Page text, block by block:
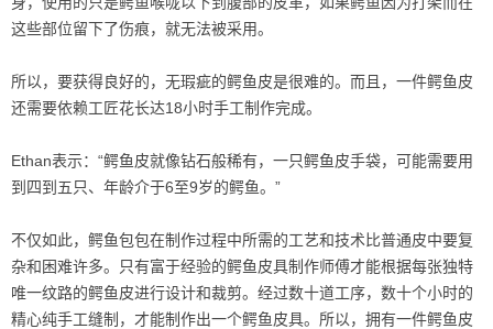
这些部位留下了伤痕，就无法被采用。
所以，要获得良好的，无瑕疵的鳄鱼皮是很难的。而且，一件鳄鱼皮
还需要依赖工匠花长达18小时手工制作完成。
Ethan表示：“鳄鱼皮就像钻石般稀有，一只鳄鱼皮手袋，可能需要用
到四到五只、年龄介于6至9岁的鳄鱼。”
不仅如此，鳄鱼包包在制作过程中所需的工艺和技术比普通皮中要复
杂和困难许多。只有富于经验的鳄鱼皮具制作师傅才能根据每张独特
唯一纹路的鳄鱼皮进行设计和裁剪。经过数十道工序，数十个小时的
精心纯手工缝制，才能制作出一个鳄鱼皮具。所以，拥有一件鳄鱼皮